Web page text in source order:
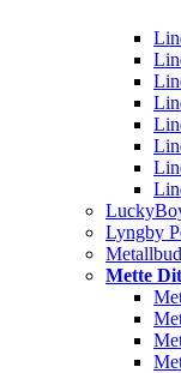
Lyngby
Mette